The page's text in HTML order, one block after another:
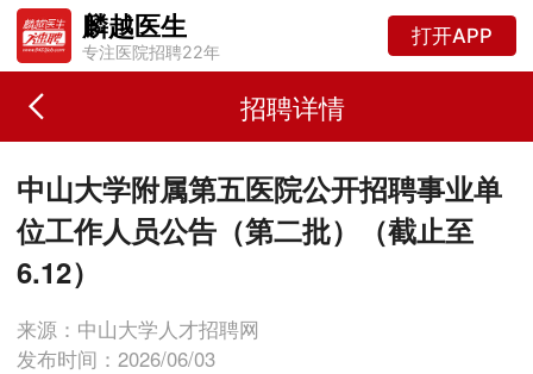
麟越医生
专注医院招聘22年
打开APP
招聘详情
中山大学附属第五医院公开招聘事业单
位工作人员公告（第二批）（截止至
6.12）
来源：中山大学人才招聘网
发布时间：2026/06/03